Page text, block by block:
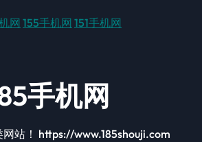
网 155手机网 151手机网
手机网
站！ https://www.185shouji.com